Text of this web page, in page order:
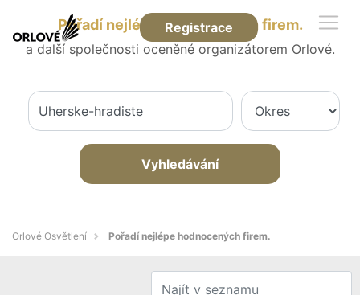
Registrace
Pořadí nejlépe hodnocených firem.
a další společnosti oceněné organizátorem Orlové.
Vyhledávání
Orlové Osvětlení Pořadí nejlépe hodnocených firem.